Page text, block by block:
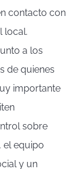
contacto con
local.
a los
de quienes
importante
sobre
el equipo
y un